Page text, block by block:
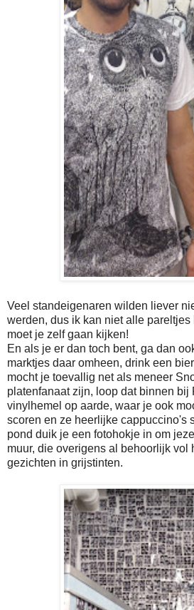
Veel standeigenaren wilden liever
werden, dus ik kan niet alle
moet je zelf gaan kijken!
En als je er dan toch bent, ga dan
marktjes daar omheen, drink een
mocht je toevallig net als meneer
platenfanaat zijn, loop dat binnen bij
vinylhemel op aarde, waar je ook
scoren en ze heerlijke cappuccino's
pond duik je een fotohokje in om
muur, die overigens al behoorlijk vol
gezichten in grijstinten.